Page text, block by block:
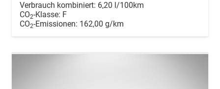
Verbrauch kombiniert: 6,20 l/100km
CO2-Klasse: F
CO2-Emissionen: 162,00 g/km